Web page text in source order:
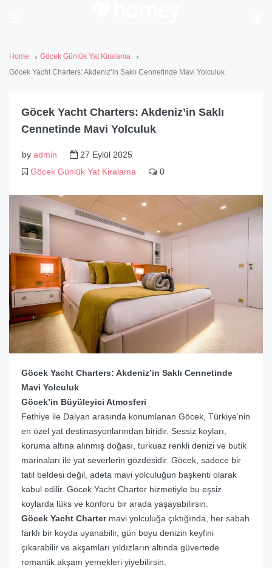
Home
Göcek Günlük Yat Kiralama
Göcek Yacht Charters: Akdeniz’in Saklı Cennetinde Mavi Yolculuk
Göcek Yacht Charters: Akdeniz’in Saklı
Cennetinde Mavi Yolculuk
by admin
27 Eylül 2025
Göcek Günlük Yat Kiralama
0
Göcek Yacht Charters: Akdeniz’in Saklı Cennetinde
Mavi Yolculuk
Göcek’in Büyüleyici Atmosferi
Fethiye ile Dalyan arasında konumlanan Göcek, Türkiye’nin
en özel yat destinasyonlarından biridir. Sessiz koyları,
koruma altına alınmış doğası, turkuaz renkli denizi ve butik
marinaları ile yat severlerin gözdesidir. Göcek, sadece bir
tatil beldesi değil, adeta mavi yolculuğun başkenti olarak
kabul edilir. Göcek Yacht Charter hizmetiyle bu eşsiz
koylarda lüks ve konforu bir arada yaşayabilirsin.
Göcek Yacht Chartermavi yolculuğa çıktığında, her sabah
farklı bir koyda uyanabilir, gün boyu denizin keyfini
çıkarabilir ve akşamları yıldızların altında güvertede
romantik akşam yemekleri yiyebilirsin.